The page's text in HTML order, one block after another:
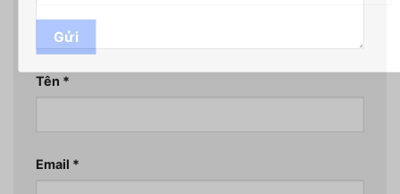
Tên *
Email *
Gửi